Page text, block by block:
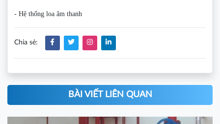
- Hệ thống loa âm thanh
Chia sẻ:
BÀI VIẾT LIÊN QUAN